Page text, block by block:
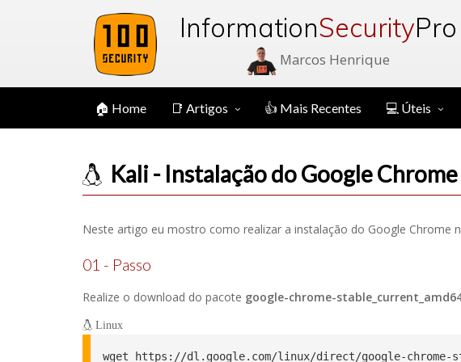
InformationSecurityPro
Marcos Henrique
🏠 Home 📑 Artigos 👍 Mais Recentes 💻 Úteis
Kali - Instalação do Google Chrome
Neste artigo eu mostro como realizar a instalação do Google Chrome
01 - Passo
Realize o download do pacote google-chrome-
Linux
wget https://dl.google.com/linux/direct/google-chrome-